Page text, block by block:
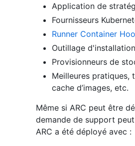
Application de
Fournisseurs
Runner Container
Outillage
Provisionneurs de
Meilleures pratiques,
cache d’images, etc.
Même si ARC peut être
demande de support
ARC a été déployé avec :